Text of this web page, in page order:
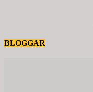
BLOGGAR